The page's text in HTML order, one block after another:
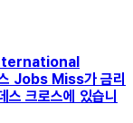
Jobs Miss가 금리
크로스에 있습니